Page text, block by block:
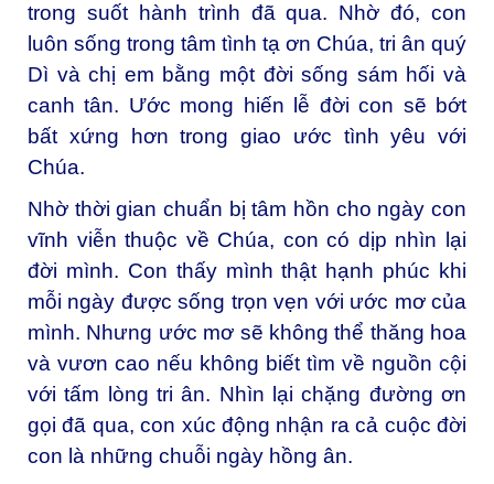
trong suốt hành trình đã qua. Nhờ đó, con
luôn sống trong tâm tình tạ ơn Chúa, tri ân quý
Dì và chị em bằng một đời sống sám hối và
canh tân. Ước mong hiến lễ đời con sẽ bớt
bất xứng hơn trong giao ước tình yêu với
Chúa.
Nhờ thời gian chuẩn bị tâm hồn cho ngày con
vĩnh viễn thuộc về Chúa, con có dịp nhìn lại
đời mình. Con thấy mình thật hạnh phúc khi
mỗi ngày được sống trọn vẹn với ước mơ của
mình. Nhưng ước mơ sẽ không thể thăng hoa
và vươn cao nếu không biết tìm về nguồn cội
với tấm lòng tri ân. Nhìn lại chặng đường ơn
gọi đã qua, con xúc động nhận ra cả cuộc đời
con là những chuỗi ngày hồng ân.